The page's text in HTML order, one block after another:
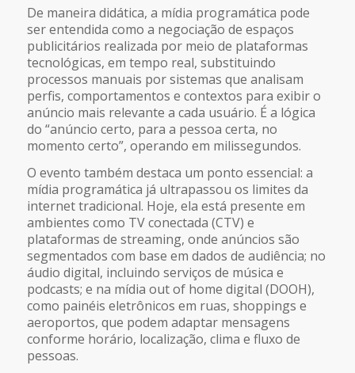
De maneira didática, a mídia programática pode
ser entendida como a negociação de espaços
publicitários realizada por meio de plataformas
tecnológicas, em tempo real, substituindo
processos manuais por sistemas que analisam
perfis, comportamentos e contextos para exibir o
anúncio mais relevante a cada usuário. É a lógica
do “anúncio certo, para a pessoa certa, no
momento certo”, operando em milissegundos.
O evento também destaca um ponto essencial: a
mídia programática já ultrapassou os limites da
internet tradicional. Hoje, ela está presente em
ambientes como TV conectada (CTV) e
plataformas de streaming, onde anúncios são
segmentados com base em dados de audiência; no
áudio digital, incluindo serviços de música e
podcasts; e na mídia out of home digital (DOOH),
como painéis eletrônicos em ruas, shoppings e
aeroportos, que podem adaptar mensagens
conforme horário, localização, clima e fluxo de
pessoas.